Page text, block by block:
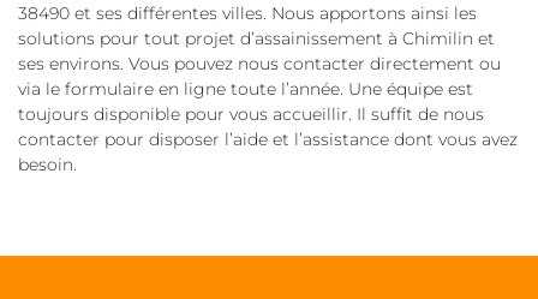
38490 et ses différentes villes. Nous apportons ainsi les
solutions pour tout projet d’assainissement à Chimilin et
ses environs. Vous pouvez nous contacter directement ou
via le formulaire en ligne toute l’année. Une équipe est
toujours disponible pour vous accueillir. Il suffit de nous
contacter pour disposer l’aide et l’assistance dont vous avez
besoin.